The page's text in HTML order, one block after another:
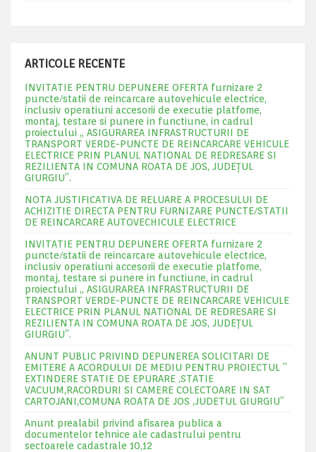
ARTICOLE RECENTE
INVITATIE PENTRU DEPUNERE OFERTA furnizare 2
puncte/statii de reincarcare autovehicule electrice,
inclusiv operatiuni accesorii de executie platfome,
montaj, testare si punere in functiune, in cadrul
proiectului „ ASIGURAREA INFRASTRUCTURII DE
TRANSPORT VERDE-PUNCTE DE REINCARCARE VEHICULE
ELECTRICE PRIN PLANUL NATIONAL DE REDRESARE SI
REZILIENTA IN COMUNA ROATA DE JOS, JUDEŢUL
GIURGIU”.
NOTA JUSTIFICATIVA DE RELUARE A PROCESULUI DE
ACHIZITIE DIRECTA PENTRU FURNIZARE PUNCTE/STATII
DE REINCARCARE AUTOVECHICULE ELECTRICE
INVITATIE PENTRU DEPUNERE OFERTA furnizare 2
puncte/statii de reincarcare autovehicule electrice,
inclusiv operatiuni accesorii de executie platfome,
montaj, testare si punere in functiune, in cadrul
proiectului „ ASIGURAREA INFRASTRUCTURII DE
TRANSPORT VERDE-PUNCTE DE REINCARCARE VEHICULE
ELECTRICE PRIN PLANUL NATIONAL DE REDRESARE SI
REZILIENTA IN COMUNA ROATA DE JOS, JUDEŢUL
GIURGIU”.
ANUNT PUBLIC PRIVIND DEPUNEREA SOLICITARI DE
EMITERE A ACORDULUI DE MEDIU PENTRU PROIECTUL ”
EXTINDERE STATIE DE EPURARE ,STATIE
VACUUM,RACORDURI SI CAMERE COLECTOARE IN SAT
CARTOJANI,COMUNA ROATA DE JOS ,JUDETUL GIURGIU”
Anunt prealabil privind afisarea publica a
documentelor tehnice ale cadastrului pentru
sectoarele cadastrale 10,12